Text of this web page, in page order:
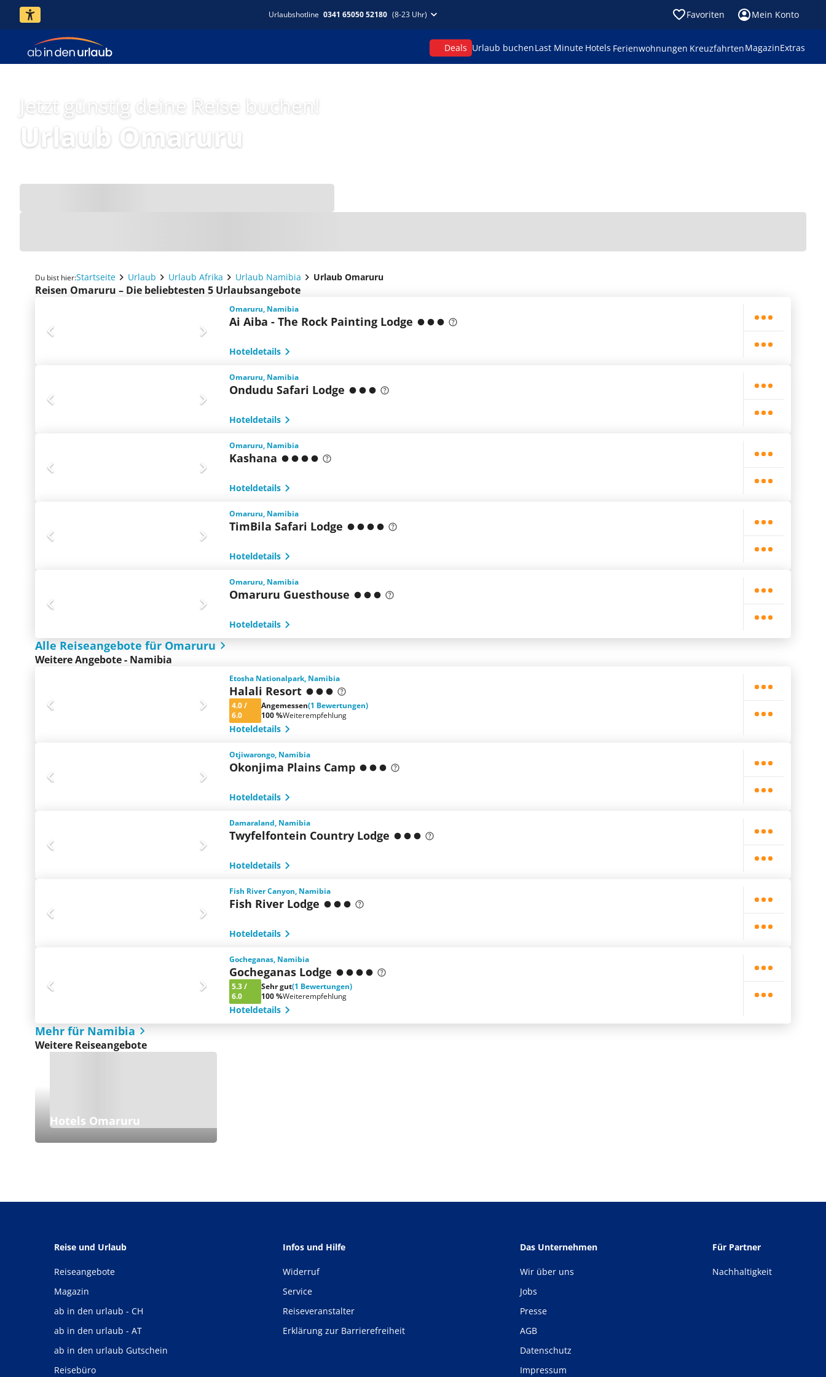
Urlaubshotline 0341 65050 52180 (8-23 Uhr) Favoriten Mein Konto
Deals Urlaub buchenLast Minute Hotels Ferienwohnungen KreuzfahrtenMagazinExtras
Jetzt günstig deine Reise buchen!
Urlaub Omaruru
Du bist hier:Startseite Urlaub Urlaub Afrika Urlaub Namibia Urlaub Omaruru
Reisen Omaruru – Die beliebtesten 5 Urlaubsangebote
Omaruru, Namibia
Ai Aiba - The Rock Painting Lodge
Hoteldetails
Omaruru, Namibia
Ondudu Safari Lodge
Hoteldetails
Omaruru, Namibia
Kashana
Hoteldetails
Omaruru, Namibia
TimBila Safari Lodge
Hoteldetails
Omaruru, Namibia
Omaruru Guesthouse
Hoteldetails
Alle Reiseangebote für Omaruru
Weitere Angebote - Namibia
Etosha Nationalpark, Namibia
Halali Resort
4.0/
6.0
Angemessen(1 Bewertungen)
100 %Weiterempfehlung
Hoteldetails
Otjiwarongo, Namibia
Okonjima Plains Camp
Hoteldetails
Damaraland, Namibia
Twyfelfontein Country Lodge
Hoteldetails
Fish River Canyon, Namibia
Fish River Lodge
Hoteldetails
Gocheganas, Namibia
Gocheganas Lodge
5.3/
6.0
Sehr gut(1 Bewertungen)
100 %Weiterempfehlung
Hoteldetails
Mehr für Namibia
Weitere Reiseangebote
Hotels Omaruru
Reise und Urlaub
Reiseangebote
Magazin
ab in den urlaub - CH
ab in den urlaub - AT
ab in den urlaub Gutschein
Reisebüro
Infos und Hilfe
Widerruf
Service
Reiseveranstalter
Erklärung zur Barrierefreiheit
Das Unternehmen
Wir über uns
Jobs
Presse
AGB
Datenschutz
Impressum
Für Partner
Nachhaltigkeit